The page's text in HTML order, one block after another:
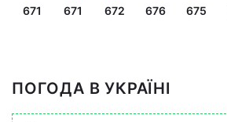
671 671 672 676 675
ПОГОДА В УКРАЇНІ